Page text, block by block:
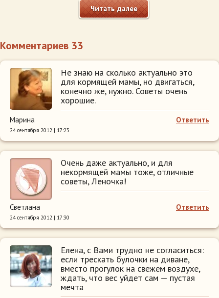
Читать далее
Комментариев 33
Не знаю на сколько актуально это
для кормящей мамы, но двигаться,
конечно же, нужно. Советы очень
хорошие.
Ответить
Марина
24 сентября 2012 | 17:23
Очень даже актуально, и для
некормящей мамы тоже, отличные
советы, Леночка!
Ответить
Светлана
24 сентября 2012 | 17:30
Елена, с Вами трудно не согласиться:
если трескать булочки на диване,
вместо прогулок на свежем воздухе,
ждать, что вес уйдет сам — пустая
мечта